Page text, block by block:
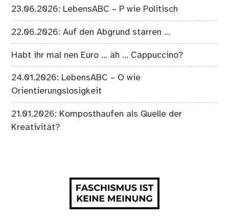
23.06.2026: LebensABC – P wie Politisch
22.06.2026: Auf den Abgrund starren …
Habt ihr mal nen Euro … äh … Cappuccino?
24.01.2026: LebensABC – O wie
Orientierungslosigkeit
21.01.2026: Komposthaufen als Quelle der
Kreativität?